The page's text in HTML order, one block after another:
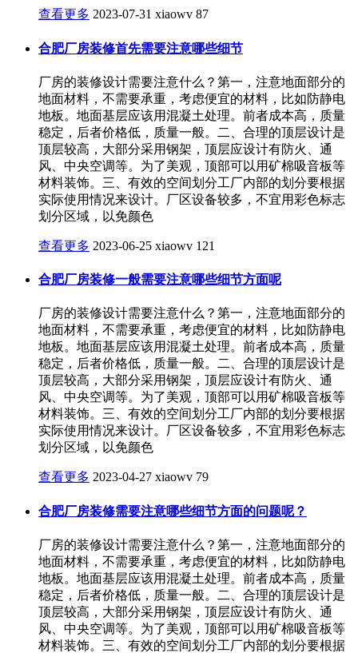
查看更多 2023-07-31 xiaowv 87
合肥厂房装修首先需要注意哪些细节
厂房的装修设计需要注意什么？第一，注意地面部分的
地面材料，不需要承重，考虑便宜的材料，比如防静电
地板。地面基层应该用混凝土处理。前者成本高，质量
稳定，后者价格低，质量一般。二、合理的顶层设计是
顶层较高，大部分采用钢架，顶层应设计有防火、通
风、中央空调等。为了美观，顶部可以用矿棉吸音板等
材料装饰。三、有效的空间划分工厂内部的划分要根据
实际使用情况来设计。厂区设备较多，不宜用彩色标志
划分区域，以免颜色
查看更多 2023-06-25 xiaowv 121
合肥厂房装修一般需要注意哪些细节方面呢
厂房的装修设计需要注意什么？第一，注意地面部分的
地面材料，不需要承重，考虑便宜的材料，比如防静电
地板。地面基层应该用混凝土处理。前者成本高，质量
稳定，后者价格低，质量一般。二、合理的顶层设计是
顶层较高，大部分采用钢架，顶层应设计有防火、通
风、中央空调等。为了美观，顶部可以用矿棉吸音板等
材料装饰。三、有效的空间划分工厂内部的划分要根据
实际使用情况来设计。厂区设备较多，不宜用彩色标志
划分区域，以免颜色
查看更多 2023-04-27 xiaowv 79
合肥厂房装修需要注意哪些细节方面的问题呢？
厂房的装修设计需要注意什么？第一，注意地面部分的
地面材料，不需要承重，考虑便宜的材料，比如防静电
地板。地面基层应该用混凝土处理。前者成本高，质量
稳定，后者价格低，质量一般。二、合理的顶层设计是
顶层较高，大部分采用钢架，顶层应设计有防火、通
风、中央空调等。为了美观，顶部可以用矿棉吸音板等
材料装饰。三、有效的空间划分工厂内部的划分要根据